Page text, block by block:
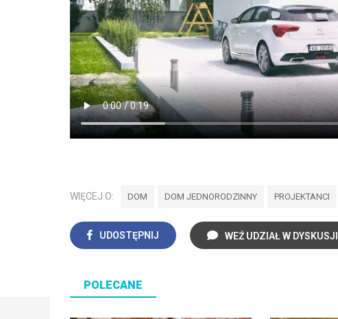
WIĘCEJ O: DOM DOM JEDNORODZINNY PROJEKTANCI
UDOSTĘPNIJ WEŹ UDZIAŁ W DYSKUSJI
POLECANE